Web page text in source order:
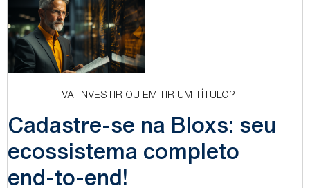
VAI INVESTIR OU EMITIR UM TÍTULO?
Cadastre-se na Bloxs: seu
ecossistema completo
end-to-end!